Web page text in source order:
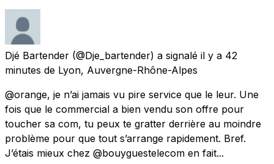
Djé Bartender (@Dje_bartender) a signalé il y a 42
minutes de Lyon, Auvergne-Rhône-Alpes
@orange, je n’ai jamais vu pire service que le leur. Une
fois que le commercial a bien vendu son offre pour
toucher sa com, tu peux te gratter derrière au moindre
problème pour que tout s’arrange rapidement. Bref.
J’étais mieux chez @bouyguestelecom en fait...